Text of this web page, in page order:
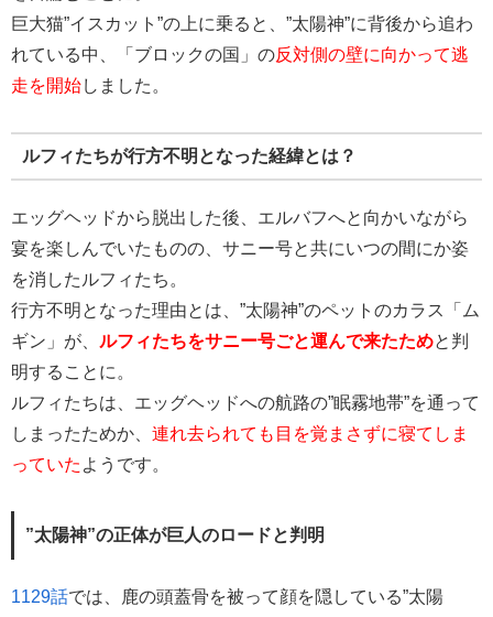
巨大猫”イスカット”の上に乗ると、”太陽神”に背後から追わ
れている中、「ブロックの国」の反対側の壁に向かって逃
走を開始しました。
ルフィたちが行方不明となった経緯とは？
エッグヘッドから脱出した後、エルバフへと向かいながら
宴を楽しんでいたものの、サニー号と共にいつの間にか姿
を消したルフィたち。
行方不明となった理由とは、”太陽神”のペットのカラス「ム
ギン」が、 ルフィたちをサニー号ごと運んで来たためと判
明することに。
ルフィたちは、エッグヘッドへの航路の”眠霧地帯”を通って
しまったためか、 連れ去られても目を覚まさずに寝てしま
っていた ようです。
”太陽神”の正体が巨人のロードと判明
1129話では、鹿の頭蓋骨を被って顔を隠している”太陽